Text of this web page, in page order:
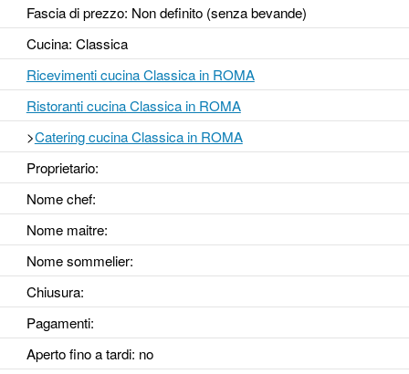
Fascia di prezzo: Non definito (senza bevande)
Cucina: Classica
Ricevimenti cucina Classica in ROMA
Ristoranti cucina Classica in ROMA
>Catering cucina Classica in ROMA
Proprietario:
Nome chef:
Nome maitre:
Nome sommelier:
Chiusura:
Pagamenti:
Aperto fino a tardi: no